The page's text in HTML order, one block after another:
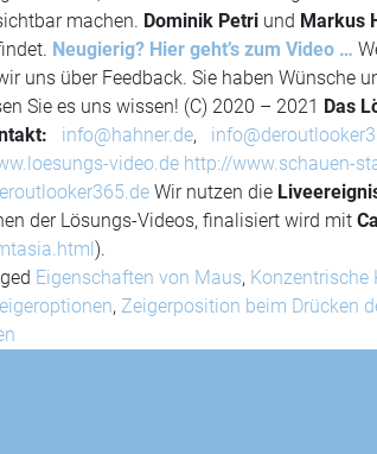
machen. Dominik Petri und Markus
Neugierig? Hier geht’s zum Video …
uns über Feedback. Sie haben Wünsche
Sie es uns wissen! (C) 2020 – 2021 Das
info@hahner.de,
video.de http://www.schauen-
Wir nutzen die
der Lösungs-Videos, finalisiert wird mit
).
Eigenschaften von Maus, Konzentrische
, Zeigerposition beim Drücken